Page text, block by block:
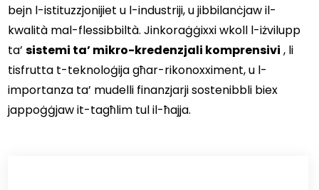
bejn l-istituzzjonijiet u l-industriji, u jibbilanċjaw il-
kwalità mal-flessibbiltà. Jinkoraġġixxi wkoll l-iżvilupp
ta’ sistemi ta’ mikro-kredenzjali komprensivi , li
tisfrutta t-teknoloġija għar-rikonoxximent, u l-
importanza ta’ mudelli finanzjarji sostenibbli biex
jappoġġjaw it-tagħlim tul il-ħajja.